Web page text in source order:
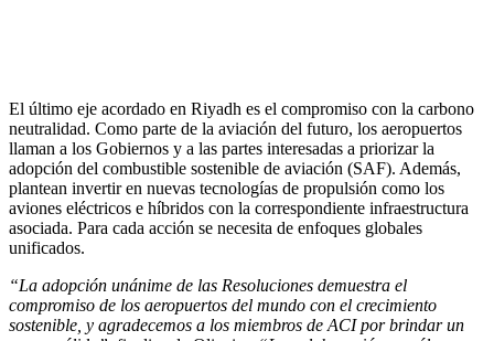
El último eje acordado en Riyadh es el compromiso con la carbono
neutralidad. Como parte de la aviación del futuro, los aeropuertos
llaman a los Gobiernos y a las partes interesadas a priorizar la
adopción del combustible sostenible de aviación (SAF). Además,
plantean invertir en nuevas tecnologías de propulsión como los
aviones eléctricos e híbridos con la correspondiente infraestructura
asociada. Para cada acción se necesita de enfoques globales
unificados.
“La adopción unánime de las Resoluciones demuestra el
compromiso de los aeropuertos del mundo con el crecimiento
sostenible, y agradecemos a los miembros de ACI por brindar un